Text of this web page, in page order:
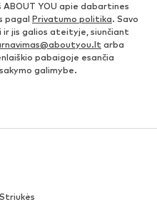
YOU apie dabartines
pagal Privatumo politika. Savo
jis galios ateityje, siunčiant
arba
pabaigoje esančia
galimybe.
Striukės